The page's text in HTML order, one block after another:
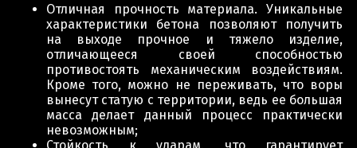
Отличная прочность материала. Уникальные
характеристики бетона позволяют получить
на выходе прочное и тяжело изделие,
отличающееся своей способностью
противостоять механическим воздействиям.
Кроме того, можно не переживать, что воры
вынесут статую с территории, ведь ее большая
масса делает данный процесс практически
невозможным;
Стойкость к ударам, что гарантирует